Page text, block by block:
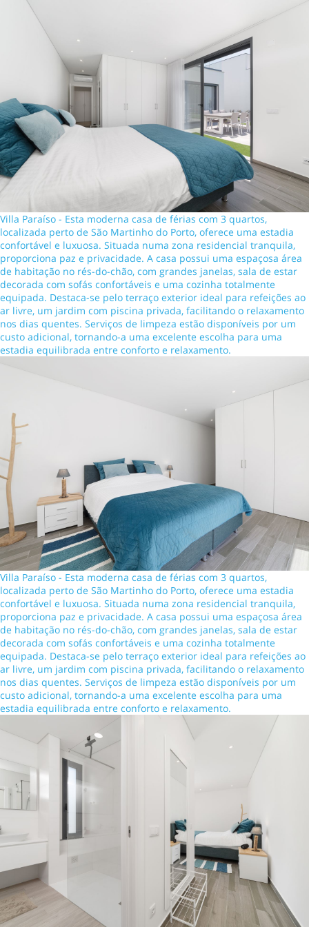
Villa Paraíso - Esta moderna casa de férias com 3 quartos,
localizada perto de São Martinho do Porto, oferece uma estadia
confortável e luxuosa. Situada numa zona residencial tranquila,
proporciona paz e privacidade. A casa possui uma espaçosa área
de habitação no rés-do-chão, com grandes janelas, sala de estar
decorada com sofás confortáveis e uma cozinha totalmente
equipada. Destaca-se pelo terraço exterior ideal para refeições ao
ar livre, um jardim com piscina privada, facilitando o relaxamento
nos dias quentes. Serviços de limpeza estão disponíveis por um
custo adicional, tornando-a uma excelente escolha para uma
estadia equilibrada entre conforto e relaxamento.
Villa Paraíso - Esta moderna casa de férias com 3 quartos,
localizada perto de São Martinho do Porto, oferece uma estadia
confortável e luxuosa. Situada numa zona residencial tranquila,
proporciona paz e privacidade. A casa possui uma espaçosa área
de habitação no rés-do-chão, com grandes janelas, sala de estar
decorada com sofás confortáveis e uma cozinha totalmente
equipada. Destaca-se pelo terraço exterior ideal para refeições ao
ar livre, um jardim com piscina privada, facilitando o relaxamento
nos dias quentes. Serviços de limpeza estão disponíveis por um
custo adicional, tornando-a uma excelente escolha para uma
estadia equilibrada entre conforto e relaxamento.